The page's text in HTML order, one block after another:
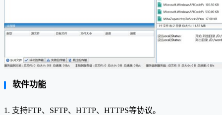
软件功能
1. 支持FTP、SFTP、HTTP、HTTPS等协议。